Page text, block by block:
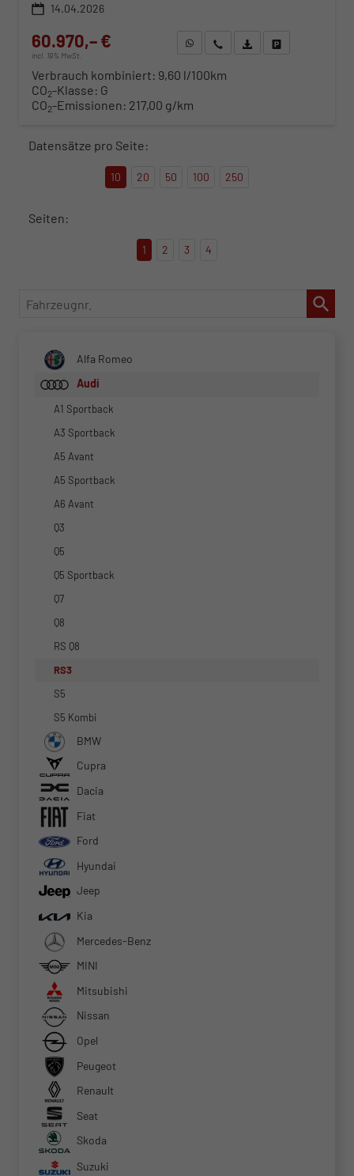
14.04.2026
60.970,– €
incl. 19% MwSt.
WhatsApp anfragen
Wir rufen Sie anFahrzeugexposé (PDF)
Verbrauch kombiniert: 9,60 l/100km
CO2-Klasse: G
CO2-Emissionen: 217,00 g/km
Datensätze pro Seite:
10 20 50 100 250
Seiten:
1 2 3 4
Fahrzeugnr.
Alfa Romeo
Audi
A1 Sportback
A3 Sportback
A5 Avant
A5 Sportback
A6 Avant
Q3
Q5
Q5 Sportback
Q7
Q8
RS Q8
RS3
S5
S5 Kombi
BMW
Cupra
Dacia
Fiat
Ford
Hyundai
Jeep
Kia
Mercedes-Benz
MINI
Mitsubishi
Nissan
Opel
Peugeot
Renault
Seat
Skoda
Suzuki